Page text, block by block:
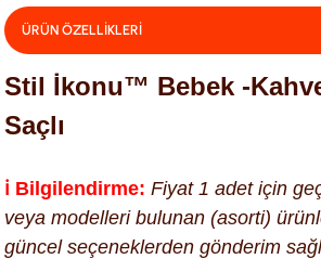
ÜRÜN ÖZELLİKLERİ
Stil İkonu™ Bebek -
Saçlı
ℹ️ Bilgilendirme: Fiyat 1 adet için
veya modelleri bulunan (asorti)
güncel seçeneklerden gönderim